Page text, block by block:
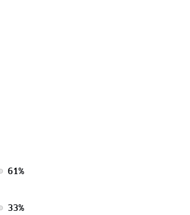
61%
33%